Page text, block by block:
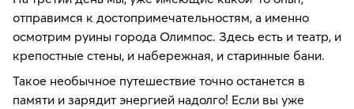
отправимся к достопримечательностям, а именно
осмотрим руины города Олимпос. Здесь есть и театр, и
крепостные стены, и набережная, и старинные бани.
Такое необычное путешествие точно останется в
памяти и зарядит энергией надолго! Если вы уже